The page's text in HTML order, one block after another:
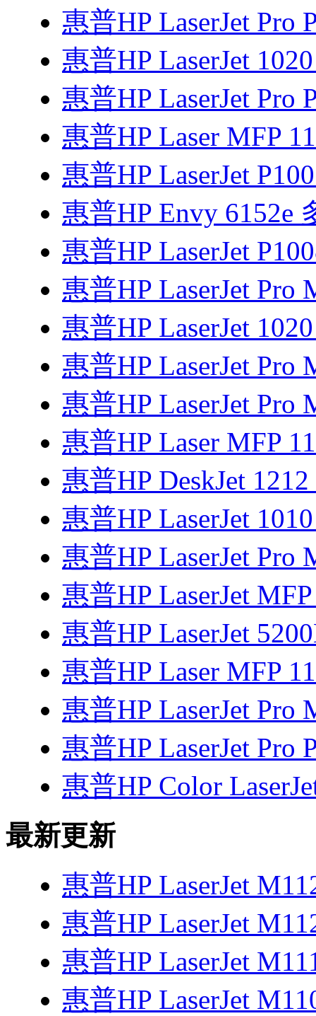
惠普HP LaserJet Pro
惠普HP LaserJet
惠普HP LaserJet Pro
惠普HP Laser MFP
惠普HP LaserJet
惠普HP Envy 6152e
惠普HP LaserJet
惠普HP LaserJet Pro
惠普HP LaserJet
惠普HP LaserJet Pro
惠普HP LaserJet Pro
惠普HP Laser MFP
惠普HP DeskJet
惠普HP LaserJet
惠普HP LaserJet Pro
惠普HP LaserJet
惠普HP LaserJet
惠普HP Laser MFP
惠普HP LaserJet Pro
惠普HP LaserJet Pro
惠普HP Color
最新更新
惠普HP LaserJet
惠普HP LaserJet
惠普HP LaserJet
惠普HP LaserJet